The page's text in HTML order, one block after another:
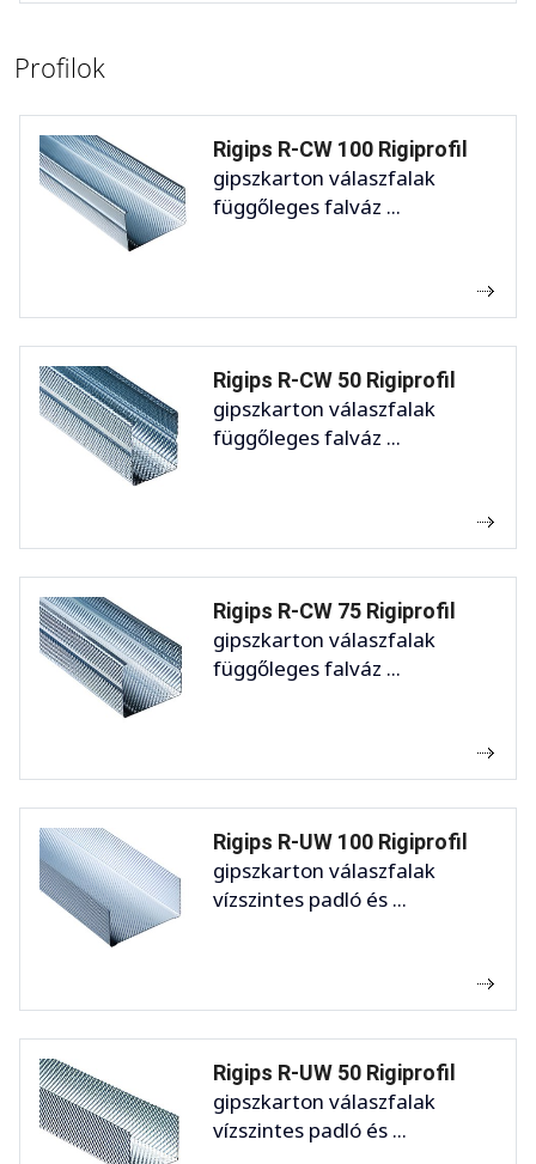
Profilok
Rigips R-CW 100 Rigiprofil
gipszkarton válaszfalak
függőleges falváz ...
Rigips R-CW 50 Rigiprofil
gipszkarton válaszfalak
függőleges falváz ...
Rigips R-CW 75 Rigiprofil
gipszkarton válaszfalak
függőleges falváz ...
Rigips R-UW 100 Rigiprofil
gipszkarton válaszfalak
vízszintes padló és ...
Rigips R-UW 50 Rigiprofil
gipszkarton válaszfalak
vízszintes padló és ...